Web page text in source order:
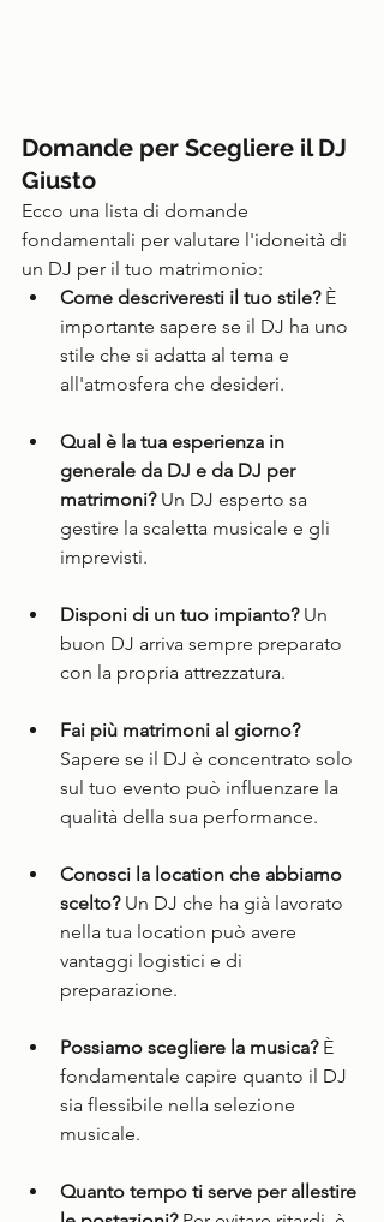
Domande per Scegliere il DJ
Giusto
Ecco una lista di domande
fondamentali per valutare l'idoneità di
un DJ per il tuo matrimonio:
Come descriveresti il tuo stile? È
importante sapere se il DJ ha uno
stile che si adatta al tema e
all'atmosfera che desideri.
Qual è la tua esperienza in
generale da DJ e da DJ per
matrimoni? Un DJ esperto sa
gestire la scaletta musicale e gli
imprevisti.
Disponi di un tuo impianto? Un
buon DJ arriva sempre preparato
con la propria attrezzatura.
Fai più matrimoni al giorno?
Sapere se il DJ è concentrato solo
sul tuo evento può influenzare la
qualità della sua performance.
Conosci la location che abbiamo
scelto? Un DJ che ha già lavorato
nella tua location può avere
vantaggi logistici e di
preparazione.
Possiamo scegliere la musica? È
fondamentale capire quanto il DJ
sia flessibile nella selezione
musicale.
Quanto tempo ti serve per allestire